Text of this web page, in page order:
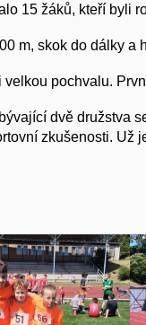
15 žáků, kteří byli
m, skok do dálky a
pochvalu.
dvě družstva
zkušenosti. Už